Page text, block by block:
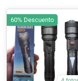
60% Descuento